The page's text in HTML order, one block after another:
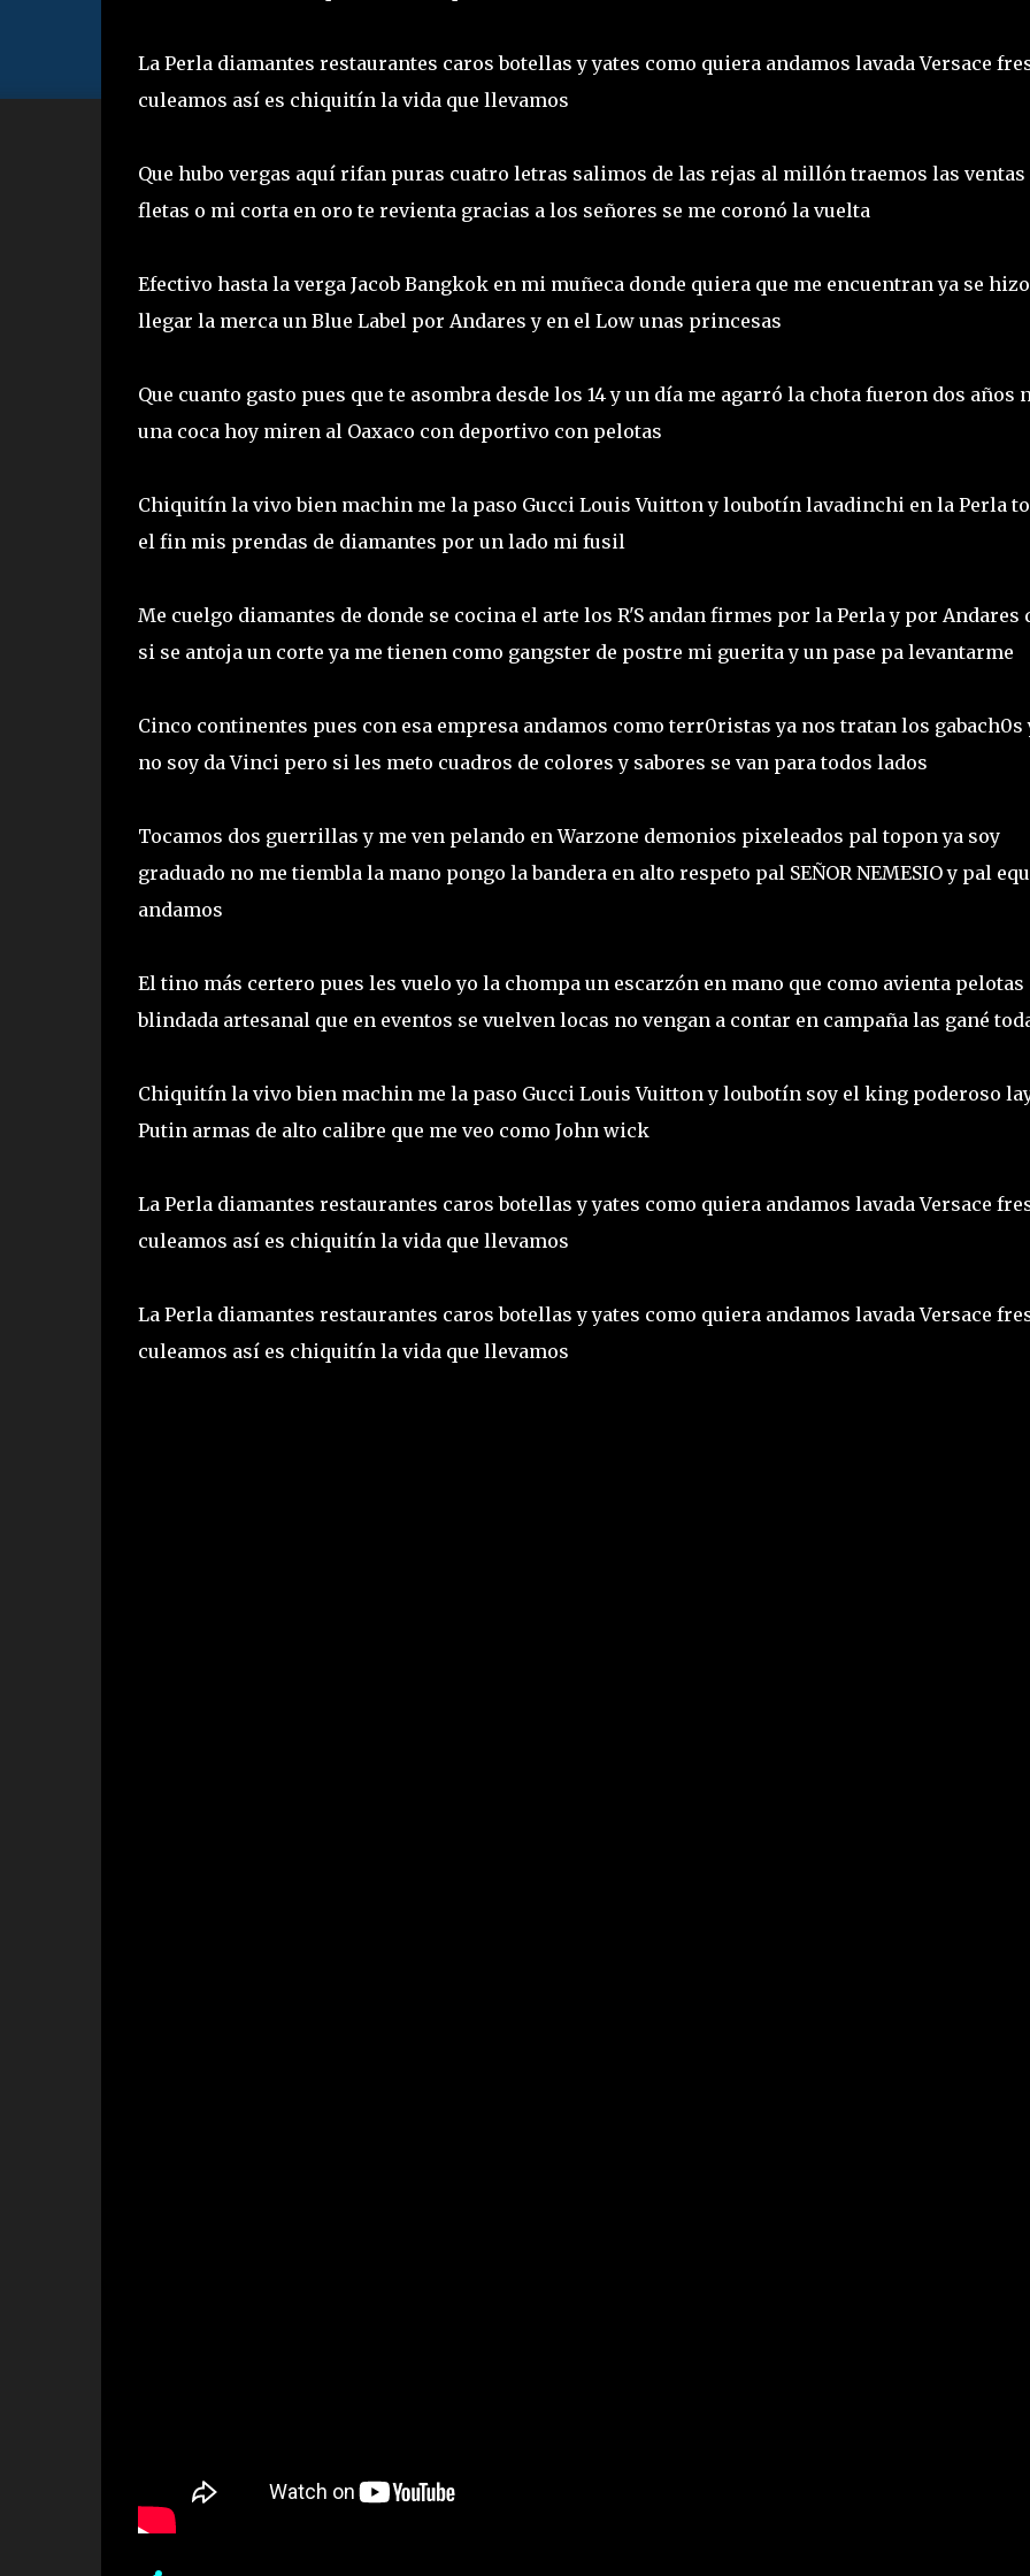
La Perla diamantes restaurantes caros botellas y yates como quiera andamos lavada Versace
culeamos así es chiquitín la vida que llevamos
Que hubo vergas aquí rifan puras cuatro letras salimos de las rejas al millón traemos las ventas
fletas o mi corta en oro te revienta gracias a los señores se me coronó la vuelta
Efectivo hasta la verga Jacob Bangkok en mi muñeca donde quiera que me encuentran ya se hizo
llegar la merca un Blue Label por Andares y en el Low unas princesas
Que cuanto gasto pues que te asombra desde los 14 y un día me agarró la chota fueron dos años
una coca hoy miren al Oaxaco con deportivo con pelotas
Chiquitín la vivo bien machin me la paso Gucci Louis Vuitton y loubotín lavadinchi en la Perla
el fin mis prendas de diamantes por un lado mi fusil
Me cuelgo diamantes de donde se cocina el arte los R'S andan firmes por la Perla y por Andares
si se antoja un corte ya me tienen como gangster de postre mi guerita y un pase pa levantarme
Cinco continentes pues con esa empresa andamos como terr0ristas ya nos tratan los gabach0s
no soy da Vinci pero si les meto cuadros de colores y sabores se van para todos lados
Tocamos dos guerrillas y me ven pelando en Warzone demonios pixeleados pal topon ya soy
graduado no me tiembla la mano pongo la bandera en alto respeto pal SEÑOR NEMESIO y pal
andamos
El tino más certero pues les vuelo yo la chompa un escarzón en mano que como avienta pelotas
blindada artesanal que en eventos se vuelven locas no vengan a contar en campaña las gané
Chiquitín la vivo bien machin me la paso Gucci Louis Vuitton y loubotín soy el king poderoso
Putin armas de alto calibre que me veo como John wick
La Perla diamantes restaurantes caros botellas y yates como quiera andamos lavada Versace
culeamos así es chiquitín la vida que llevamos
La Perla diamantes restaurantes caros botellas y yates como quiera andamos lavada Versace
culeamos así es chiquitín la vida que llevamos